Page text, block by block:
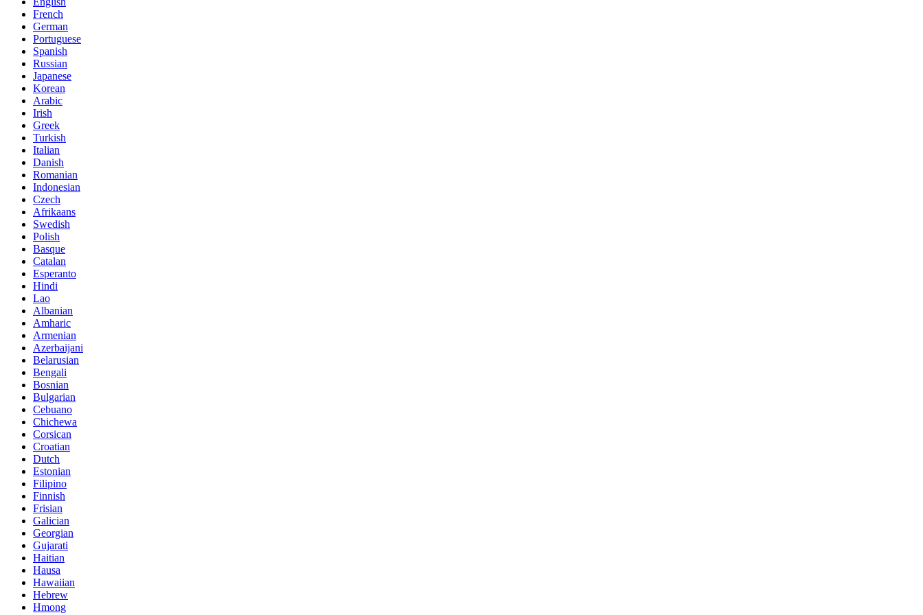
French
German
Portuguese
Spanish
Russian
Japanese
Korean
Arabic
Irish
Greek
Turkish
Italian
Danish
Romanian
Indonesian
Czech
Afrikaans
Swedish
Polish
Basque
Catalan
Esperanto
Hindi
Lao
Albanian
Amharic
Armenian
Azerbaijani
Belarusian
Bengali
Bosnian
Bulgarian
Cebuano
Chichewa
Corsican
Croatian
Dutch
Estonian
Filipino
Finnish
Frisian
Galician
Georgian
Gujarati
Haitian
Hausa
Hawaiian
Hebrew
Hmong